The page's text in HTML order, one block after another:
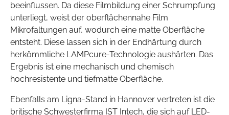
beeinflussen. Da diese Filmbildung einer Schrumpfung
unterliegt, weist der oberflächennahe Film
Mikrofaltungen auf, wodurch eine matte Oberfläche
entsteht. Diese lassen sich in der Endhärtung durch
herkömmliche LAMPcure-Technologie aushärten. Das
Ergebnis ist eine mechanisch und chemisch
hochresistente und tiefmatte Oberfläche.
Ebenfalls am Ligna-Stand in Hannover vertreten ist die
britische Schwesterfirma IST Intech, die sich auf LED-